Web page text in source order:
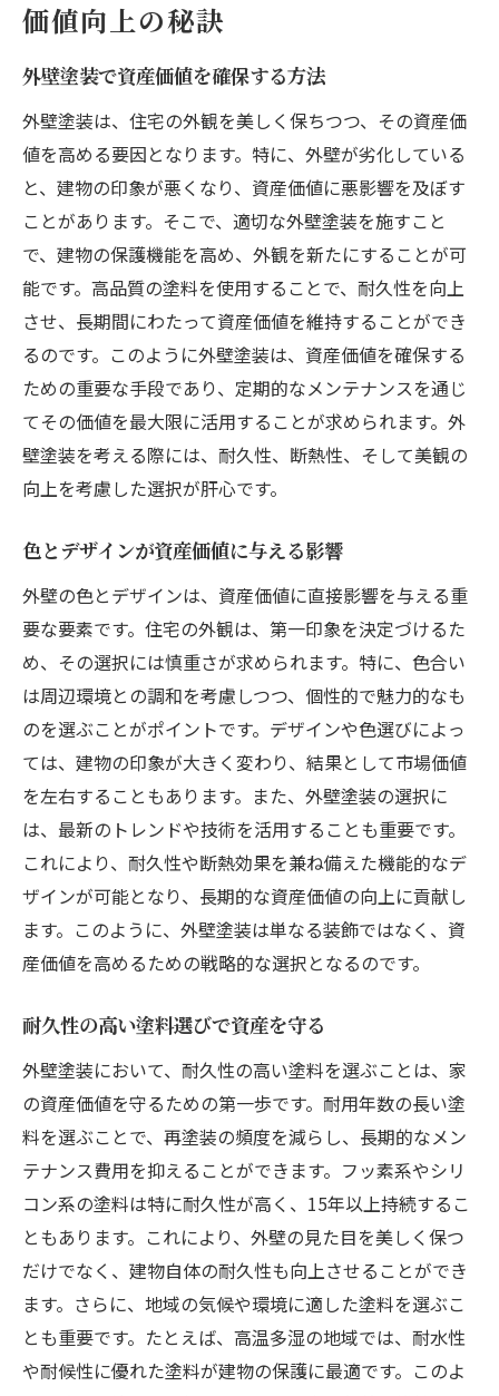
最新技術が変える外壁塗装の常識：断熱性と美
観の両立
進化する塗料技術とその利点
断熱性を高める最新の外壁塗装技術
美観を損なわない新しい塗装の方法
環境に優しい外壁塗装の選択肢
外壁塗装で快適な住環境を実現
断熱効果と美しさを両立させる塗料の選び
方
外壁塗装で住環境をアップグレードする方法
外壁塗装で室内の快適さを向上させる
外壁塗装がもたらすエネルギー効率の改善
音の遮断効果を高める外壁塗装
外壁塗装で住宅の断熱性能を向上
住環境に優れた外壁塗装の選択肢
家の成長を支える外壁塗装の重要性を再考する
未来のための外壁塗装の計画
外壁塗装が住宅の進化に与える影響
持続可能な家づくりと外壁塗装
生活スタイルに合わせた外壁塗装の選択
外壁塗装で未来を見据えた住まいづくり
外壁塗装がもたらす長期的な住み心地の向
上
外壁塗装の選択が住宅に与える長期的な影響
外壁塗装で長寿命住宅を実現
選ぶ塗料が決める住宅の未来
長期的な視点でみる外壁塗装の選び方
外壁塗装が住宅の耐久性に与える影響
住まいの未来を保障する外壁塗装
投資としての外壁塗装：未来を見据えた賢い選
択
外壁塗装が将来的なコストを削減する理由
価値ある投資としての外壁塗装戦略
外壁塗装で資産価値を最大化する
予算に応じた最適な外壁塗装の選び方
価値向上の秘訣
外壁塗装で資産価値を確保する方法
外壁塗装は、住宅の外観を美しく保ちつつ、その資産価
値を高める要因となります。特に、外壁が劣化している
と、建物の印象が悪くなり、資産価値に悪影響を及ぼす
ことがあります。そこで、適切な外壁塗装を施すこと
で、建物の保護機能を高め、外観を新たにすることが可
能です。高品質の塗料を使用することで、耐久性を向上
させ、長期間にわたって資産価値を維持することができ
るのです。このように外壁塗装は、資産価値を確保する
ための重要な手段であり、定期的なメンテナンスを通じ
てその価値を最大限に活用することが求められます。外
壁塗装を考える際には、耐久性、断熱性、そして美観の
向上を考慮した選択が肝心です。
色とデザインが資産価値に与える影響
外壁の色とデザインは、資産価値に直接影響を与える重
要な要素です。住宅の外観は、第一印象を決定づけるた
め、その選択には慎重さが求められます。特に、色合い
は周辺環境との調和を考慮しつつ、個性的で魅力的なも
のを選ぶことがポイントです。デザインや色選びによっ
ては、建物の印象が大きく変わり、結果として市場価値
を左右することもあります。また、外壁塗装の選択に
は、最新のトレンドや技術を活用することも重要です。
これにより、耐久性や断熱効果を兼ね備えた機能的なデ
ザインが可能となり、長期的な資産価値の向上に貢献し
ます。このように、外壁塗装は単なる装飾ではなく、資
産価値を高めるための戦略的な選択となるのです。
耐久性の高い塗料選びで資産を守る
外壁塗装において、耐久性の高い塗料を選ぶことは、家
の資産価値を守るための第一歩です。耐用年数の長い塗
料を選ぶことで、再塗装の頻度を減らし、長期的なメン
テナンス費用を抑えることができます。フッ素系やシリ
コン系の塗料は特に耐久性が高く、15年以上持続するこ
ともあります。これにより、外壁の見た目を美しく保つ
だけでなく、建物自体の耐久性も向上させることができ
ます。さらに、地域の気候や環境に適した塗料を選ぶこ
とも重要です。たとえば、高温多湿の地域では、耐水性
や耐候性に優れた塗料が建物の保護に最適です。このよ